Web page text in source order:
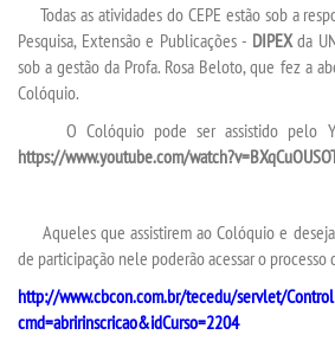
Todas as atividades do CEPE estão sob a
Pesquisa, Extensão e Publicações - DIPEXda
sob a gestão da Profa. Rosa Beloto, que fez a
Colóquio.
O Colóquio pode ser assistido pelo
https://www.youtube.com/
Aqueles que assistirem ao Colóquio e
de participação nele poderão acessar o
http://www.cbcon.com.br/tecedu/servlet/
cmd=abririnscricao&idCurso=2204